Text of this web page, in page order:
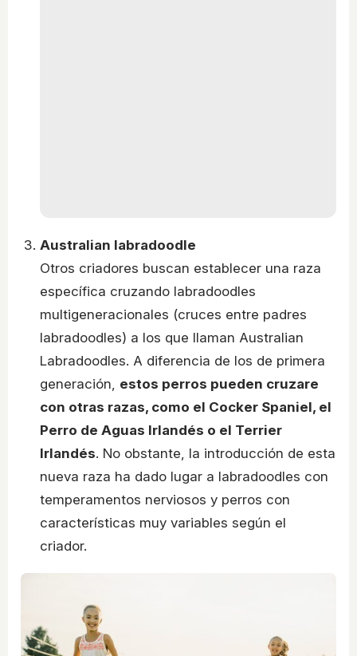
Australian labradoodle
Otros criadores buscan establecer una raza
específica cruzando labradoodles
multigeneracionales (cruces entre padres
labradoodles) a los que llaman Australian
Labradoodles. A diferencia de los de primera
generación, estos perros pueden cruzare
con otras razas, como el Cocker Spaniel, el
Perro de Aguas Irlandés o el Terrier
Irlandés. No obstante, la introducción de esta
nueva raza ha dado lugar a labradoodles con
temperamentos nerviosos y perros con
características muy variables según el
criador.